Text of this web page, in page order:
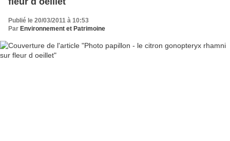
Publié le 20/03/2011 à 10:53
Par Environnement et Patrimoine